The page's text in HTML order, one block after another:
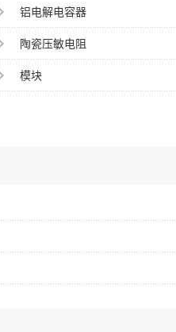
铝电解电容器
陶瓷压敏电阻
模块